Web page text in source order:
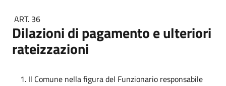
ART. 36
Dilazioni di pagamento e ulteriori
rateizzazioni
Il Comune nella figura del Funzionario responsabile